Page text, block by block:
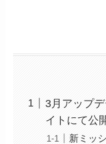
3月アップ
イトにて公
新ミッ